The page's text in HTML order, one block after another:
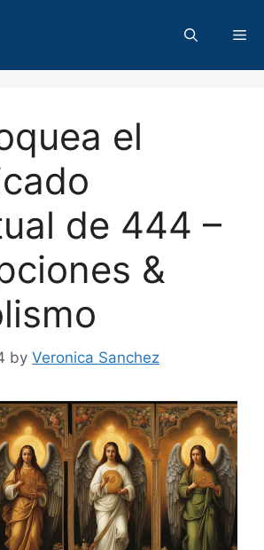
el
de 444 –
&
by Veronica Sanchez